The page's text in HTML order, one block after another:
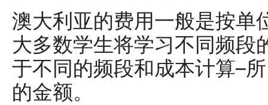
澳大利亚的费用一般是按单
大多数学生将学习不同频段
于不同的频段和成本计算–
的金额。